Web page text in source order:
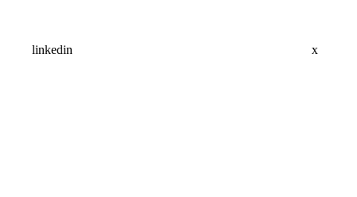
linkedin x